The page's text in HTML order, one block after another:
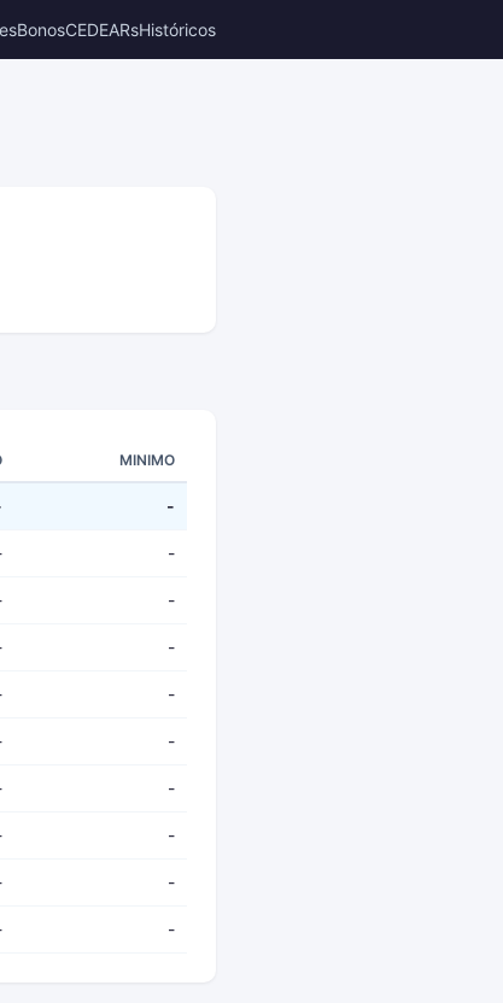
BonosCEDEARsHistóricos
MINIMO
-
-
-
-
-
-
-
-
-
-